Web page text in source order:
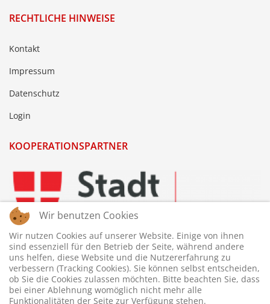
RECHTLICHE HINWEISE
Kontakt
Impressum
Datenschutz
Login
KOOPERATIONSPARTNER
Wir benutzen Cookies
Wir nutzen Cookies auf unserer Website. Einige von ihnen
sind essenziell für den Betrieb der Seite, während andere
uns helfen, diese Website und die Nutzererfahrung zu
verbessern (Tracking Cookies). Sie können selbst entscheiden,
ob Sie die Cookies zulassen möchten. Bitte beachten Sie, dass
bei einer Ablehnung womöglich nicht mehr alle
Funktionalitäten der Seite zur Verfügung stehen.